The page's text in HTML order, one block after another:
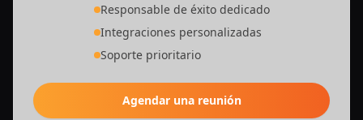
Responsable de éxito dedicado
Integraciones personalizadas
Soporte prioritario
Agendar una reunión